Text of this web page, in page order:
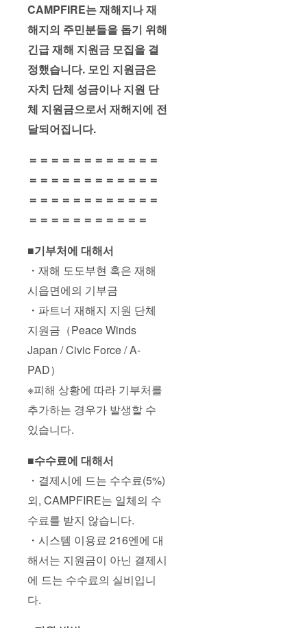
CAMPFIRE는 재해지나 재
해지의 주민분들을 돕기 위해
긴급 재해 지원금 모집을 결
정했습니다. 모인 지원금은
자치 단체 성금이나 지원 단
체 지원금으로서 재해지에 전
달되어집니다.
＝＝＝＝＝＝＝＝＝＝＝＝
＝＝＝＝＝＝＝＝＝＝＝＝
＝＝＝＝＝＝＝＝＝＝＝＝
＝＝＝＝＝＝＝＝＝＝＝
■기부처에 대해서
・재해 도도부현 혹은 재해
시읍면에의 기부금
・파트너 재해지 지원 단체
지원금（Peace Winds
Japan / Civic Force / A-
PAD）
※피해 상황에 따라 기부처를
추가하는 경우가 발생할 수
있습니다.
■수수료에 대해서
・결제시에 드는 수수료(5%)
외, CAMPFIRE는 일체의 수
수료를 받지 않습니다.
・시스템 이용료 216엔에 대
해서는 지원금이 아닌 결제시
에 드는 수수료의 실비입니
다.